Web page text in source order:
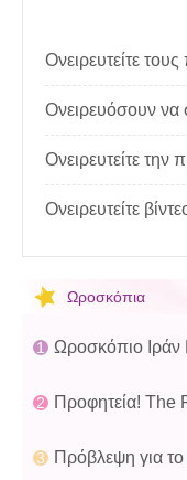
Ονειρευτείτε
Ονειρευόσουν να
Ονειρευτείτε την
Ονειρευτείτε
Ωροσκόπια
Ωροσκόπιο
Προφητεία! The
Πρόβλεψη για